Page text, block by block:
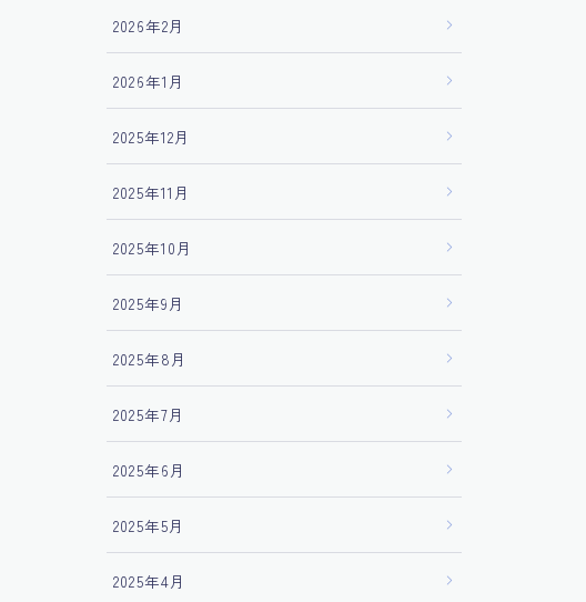
2026年2月
2026年1月
2025年12月
2025年11月
2025年10月
2025年9月
2025年8月
2025年7月
2025年6月
2025年5月
2025年4月